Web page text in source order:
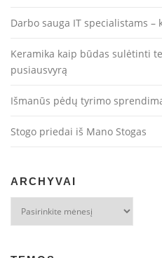
Darbo sauga IT specialistams –
Keramika kaip būdas sulėtinti
pusiausvyrą
Išmanūs pėdų tyrimo
Stogo priedai iš Mano Stogas
ARCHYVAI